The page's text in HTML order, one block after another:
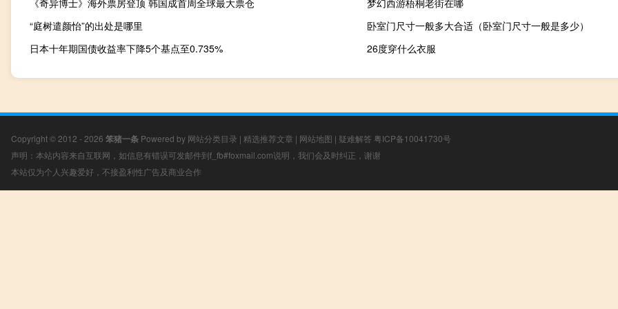
“庭树遣颜怡”的出处是哪里
卧室门尺寸一般多大合适（卧室门尺寸一般是多少）
日本十年期国债收益率下降5个基点至0.735%
26度穿什么衣服
Copyright © 2012 - 2026 笨猪一条 Powered by 网站分类目录 | 精选推荐文章 | 网站地图 | 疑难解答 粤ICP备10041730号
声明：本站内容来自互联网，如信息有错误可发邮件到f_fb#foxmail.com说明，我们会及时纠正，谢谢
本站仅为个人兴趣爱好，不接盈利性广告及商业合作